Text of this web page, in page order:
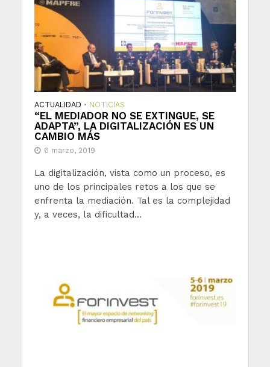
ACTUALIDAD • NOTICIAS
“EL MEDIADOR NO SE EXTINGUE, SE
ADAPTA”, LA DIGITALIZACIÓN ES UN
CAMBIO MÁS
6 marzo, 2019
La digitalización, vista como un proceso, es
uno de los principales retos a los que se
enfrenta la mediación. Tal es la complejidad
y, a veces, la dificultad...